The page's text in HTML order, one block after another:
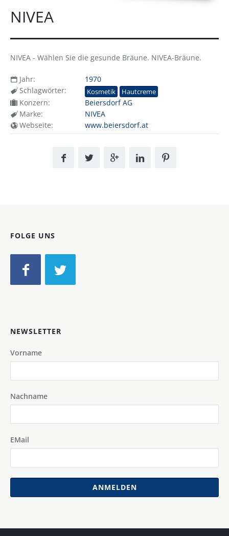
NIVEA
NIVEA - Wählen Sie die gesunde Bräune. NIVEA-Bräune.
Jahr:
1970
Schlagwörter:
Kosmetik Hautcreme
Konzern:
Beiersdorf AG
Marke:
NIVEA
Webseite:
www.beiersdorf.at
FOLGE UNS
NEWSLETTER
Vorname
Nachname
EMail
ANMELDEN